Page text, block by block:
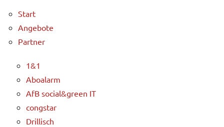
Start
Angebote
Partner
1&1
Aboalarm
AfB social&green IT
congstar
Drillisch